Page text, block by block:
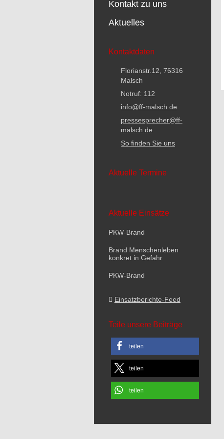
Kontakt zu uns
Aktuelles
Kontaktdaten
Florianstr.12, 76316
Malsch
Notruf: 112
info@ff-malsch.de
pressesprecher@ff-
malsch.de
So finden Sie uns
Aktuelle Termine
Aktuelle Einsätze
PKW-Brand
Brand Menschenleben
konkret in Gefahr
PKW-Brand
Einsatzberichte-Feed
Teile unsere Beiträge
teilen
teilen
teilen